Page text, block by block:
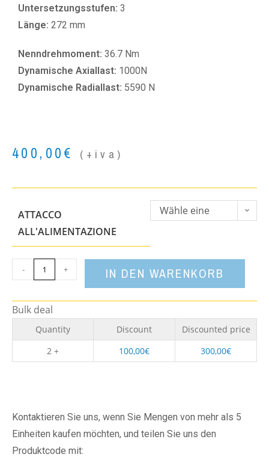
Untersetzungsstufen: 3
Länge: 272 mm
Nenndrehmoment: 36.7 Nm
Dynamische Axiallast: 1000N
Dynamische Radiallast: 5590 N
400,00€ (+iva)
ATTACCO
ALL'ALIMENTAZIONE
Wähle eine
- + IN DEN WARENKORB
Bulk deal
Quantity Discount
Discounted price
2 +
100,00€ 300,00€
Kontaktieren Sie uns, wenn Sie Mengen von mehr als 5
Einheiten kaufen möchten, und teilen Sie uns den
Produktcode mit: